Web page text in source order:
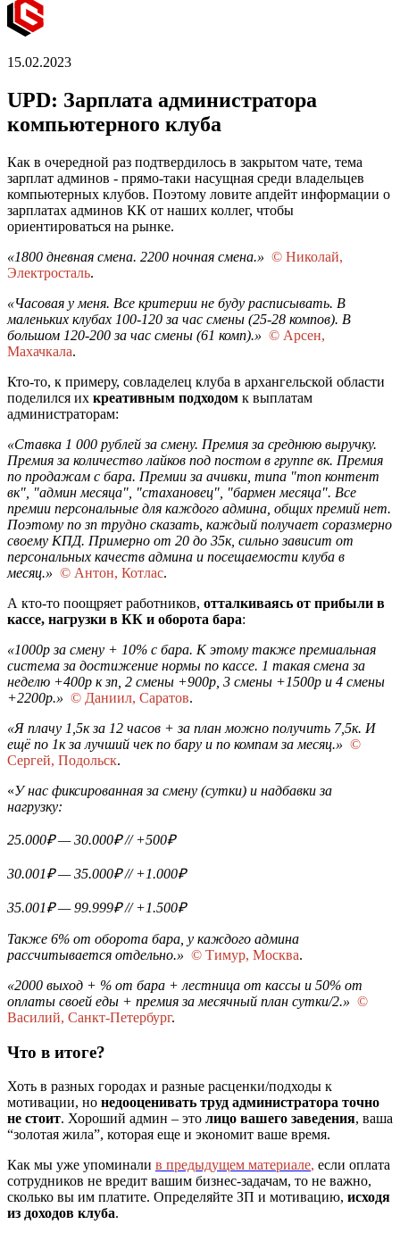
15.02.2023
UPD: Зарплата администратора
компьютерного клуба
Как в очередной раз подтвердилось в закрытом чате, тема
зарплат админов - прямо-таки насущная среди владельцев
компьютерных клубов. Поэтому ловите апдейт информации о
зарплатах админов КК от наших коллег, чтобы
ориентироваться на рынке.
«1800 дневная смена. 2200 ночная смена.» © Николай,
Электросталь.
«Часовая у меня. Все критерии не буду расписывать. В
маленьких клубах 100-120 за час смены (25-28 компов). В
большом 120-200 за час смены (61 комп).» © Арсен,
Махачкала.
Кто-то, к примеру, совладелец клуба в архангельской области
поделился их креативным подходом к выплатам
администраторам:
«Ставка 1 000 рублей за смену. Премия за среднюю выручку.
Премия за количество лайков под постом в группе вк. Премия
по продажам с бара. Премии за ачивки, типа "топ контент
вк", "админ месяца", "стахановец", "бармен месяца". Все
премии персональные для каждого админа, общих премий нет.
Поэтому по зп трудно сказать, каждый получает соразмерно
своему КПД. Примерно от 20 до 35к, сильно зависит от
персональных качеств админа и посещаемости клуба в
месяц.» © Антон, Котлас.
А кто-то поощряет работников, отталкиваясь от прибыли в
кассе, нагрузки в КК и оборота бара:
«1000р за смену + 10% с бара. К этому также премиальная
система за достижение нормы по кассе. 1 такая смена за
неделю +400р к зп, 2 смены +900р, 3 смены +1500р и 4 смены
+2200р.» © Даниил, Саратов.
«Я плачу 1,5к за 12 часов + за план можно получить 7,5к. И
ещё по 1к за лучший чек по бару и по компам за месяц.» ©
Сергей, Подольск.
«У нас фиксированная за смену (сутки) и надбавки за
нагрузку:
25.000₽ — 30.000₽ // +500₽
30.001₽ — 35.000₽ // +1.000₽
35.001₽ — 99.999₽ // +1.500₽
Также 6% от оборота бара, у каждого админа
рассчитывается отдельно.» © Тимур, Москва.
«2000 выход + % от бара + лестница от кассы и 50% от
оплаты своей еды + премия за месячный план сутки/2.» ©
Василий, Санкт-Петербург.
Что в итоге?
Хоть в разных городах и разные расценки/подходы к
мотивации, но недооценивать труд администратора точно
не стоит. Хороший админ – это лицо вашего заведения, ваша
“золотая жила”, которая еще и экономит ваше время.
Как мы уже упоминали в предыдущем материале, если оплата
сотрудников не вредит вашим бизнес-задачам, то не важно,
сколько вы им платите. Определяйте ЗП и мотивацию, исходя
из доходов клуба.